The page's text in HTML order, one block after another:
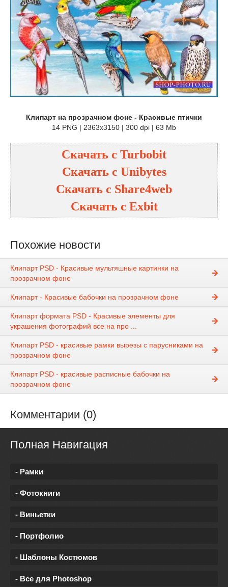
Клипарт на прозрачном фоне - Красивые птички
14 PNG | 2363x3150 | 300 dpi | 63 Mb
Скачать с Turbobit
Скачать с Unibytes
Скачать с Share4web
Скачать с Exbit
Похожие новости
Клипарт PSD - Красивые мультяшные картинки на
прозрачном фоне
Клипарт - Красивые бабочки на прозрачном фоне
Клипарт формата PSD - Красивые элементы для
украшения фотографий все на про ...
Клипарт PSD - красивые рамки вырезы с парусниками на
прозрачном фоне
Клипарт PSD - красивые расписные бабочки на
прозрачном фоне
Комментарии (0)
Полная Навигация
- Рамки
- Фотокниги
- Виньетки
- Портфолио
- Шаблоны Костюмов
- Все для Photoshop